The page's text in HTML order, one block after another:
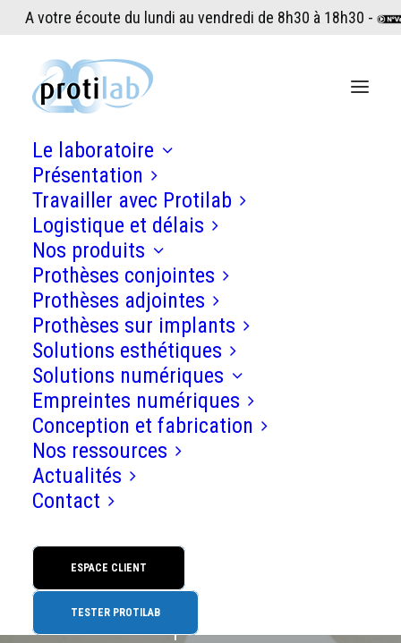
A votre écoute du lundi au vendredi de 8h30 à 18h30 -
Le laboratoire
Présentation
Travailler avec Protilab
Logistique et délais
Nos produits
Prothèses conjointes
Prothèses adjointes
Prothèses sur implants
Solutions esthétiques
Solutions numériques
Empreintes numériques
Conception et fabrication
Nos ressources
Actualités
Contact
ESPACE CLIENT
TESTER PROTILAB
30 juin 2026
Esthétique dentaire au
cabinet : pourquoi en
parler avec ses patients et
comment choisir entre
facette traditionnelle et
facette pelliculaire ?